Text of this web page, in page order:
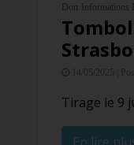
Don Informations
Tirage le 9
En lire